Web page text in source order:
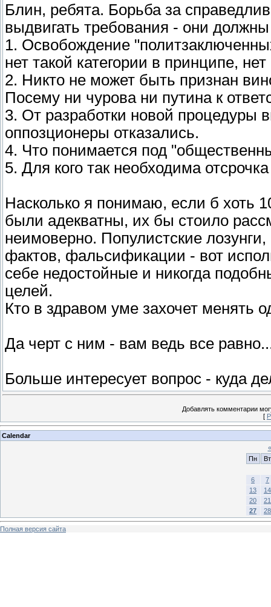
Блин, ребята. Борьба за
выдвигать требования - они
1. Освобождение
нет такой категории в принципе,
2. Никто не может быть признан
Посему ни чурова ни путина к
3. От разработки новой процедуры
оппозционеры отказались.
4. Что понимается под
5. Для кого так необходима
Насколько я понимаю, если б хоть
были адекватны, их бы стоило
неимоверно. Популистские
фактов, фальсификации - вот
себе недостойные и никогда
целей.
Кто в здравом уме захочет менять
Да черт с ним - вам ведь все
Больше интересует вопрос - куда
Добавлять комментарии
[
Calendar
«
Пн
Вт
6
7
13
14
20
21
27
28
Полная версия сайта